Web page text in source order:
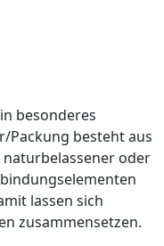
besonderes
Packung besteht aus
naturbelassener oder
lassen sich
zusammensetzen.